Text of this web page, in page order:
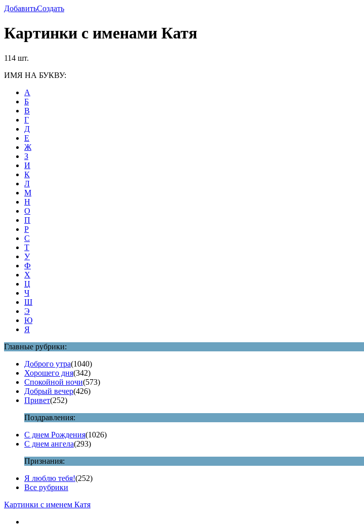
ДобавитьСоздать
Картинки с именами Катя
114 шт.
ИМЯ НА БУКВУ:
А
Б
В
Г
Д
Е
Ж
З
И
К
Л
М
Н
О
П
Р
С
Т
У
Ф
Х
Ц
Ч
Ш
Э
Ю
Я
Главные рубрики:
Доброго утра(1040)
Хорошего дня(342)
Спокойной ночи(573)
Добрый вечер(426)
Привет(252)
Поздравления:
С днем Рождения(1026)
С днем ангела(293)
Признания:
Я люблю тебя!(252)
Все рубрики
Картинки с именем Катя